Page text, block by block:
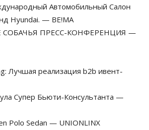
Автомобильный Салон
Hyundai. — BE!MA
СОБАЧЬЯ ПРЕСС-КОНФЕРЕНЦИЯ —
Лучшая реализация b2b ивент-
Супер Бьюти-Консультанта —
Polo Sedan — UNIONLINX